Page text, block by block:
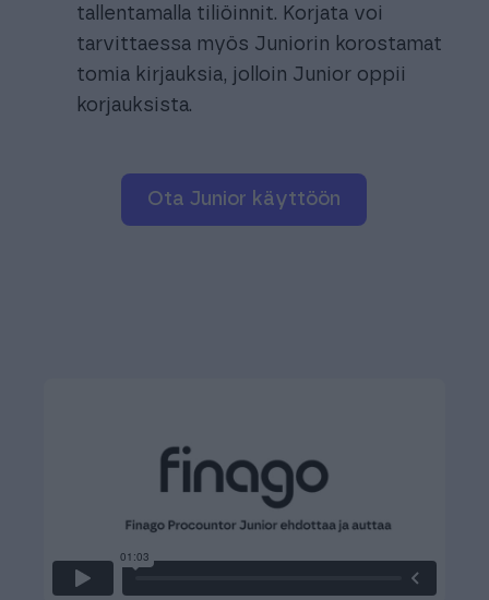
tallentamalla tiliöinnit. Korjata voi
tarvittaessa myös Juniorin korostamat
tomia kirjauksia, jolloin Junior oppii
korjauksista.
ota Junior käyttöön